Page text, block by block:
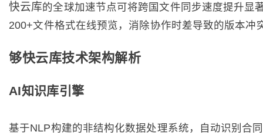
快云库的全球加速节点可将跨国文件同步速度提升显
200+文件格式在线预览，消除协作时差导致的版本冲
够快云库技术架构解析
AI知识库引擎
基于NLP构建的非结构化数据处理系统，自动识别合